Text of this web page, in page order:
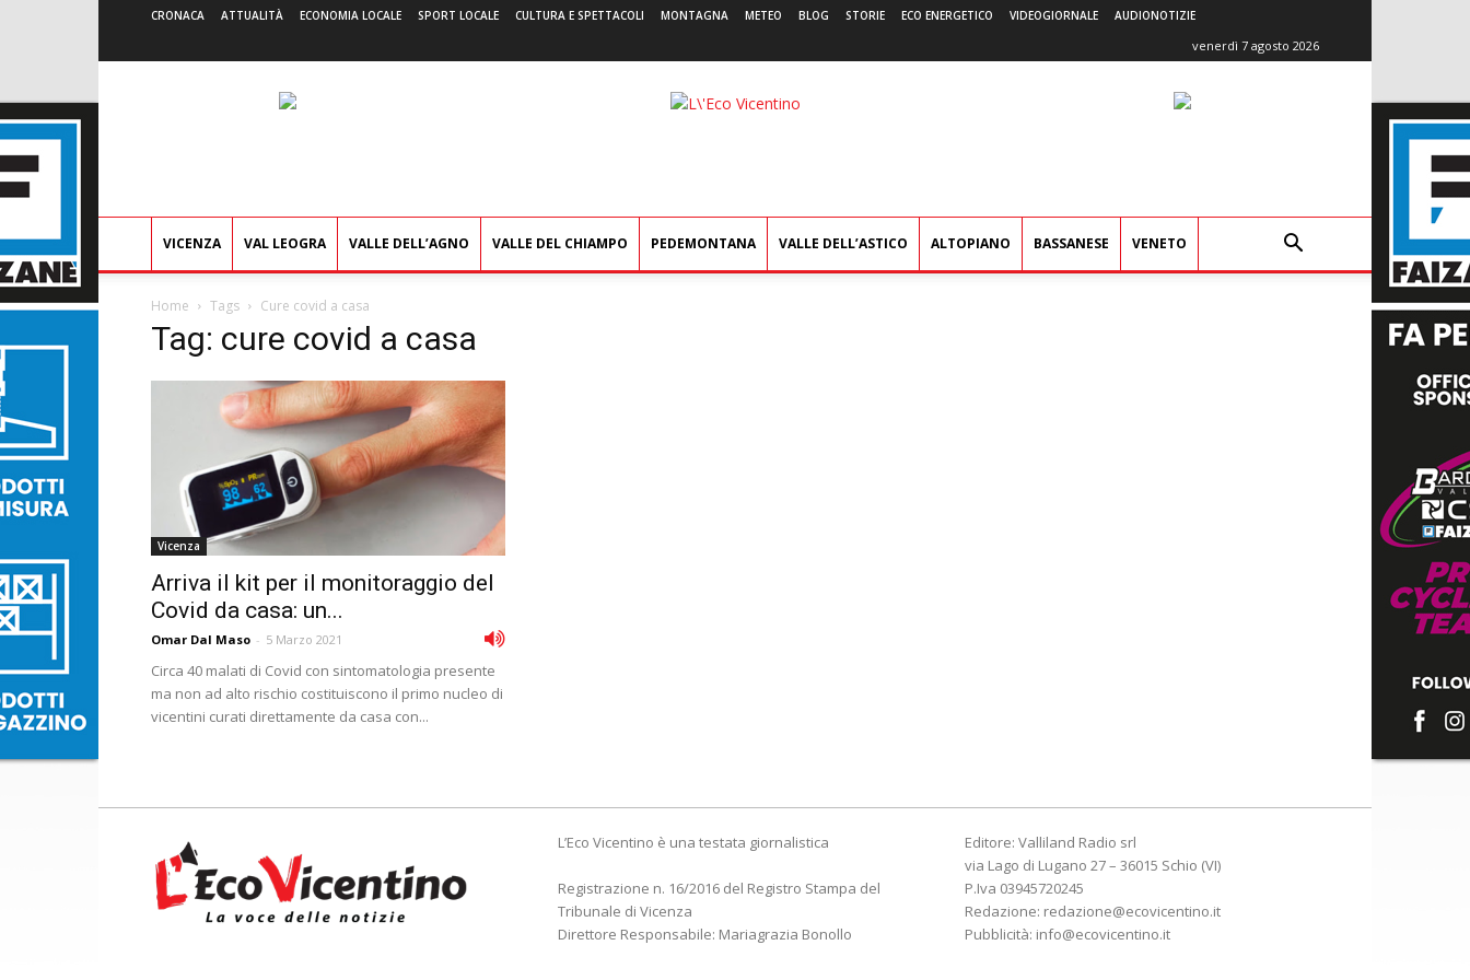
CRONACA ATTUALITÀ ECONOMIA LOCALE SPORT LOCALE CULTURA E SPETTACOLI MONTAGNA METEO BLOG STORIE ECO ENERGETICO VIDEOGIORNALE AUDIONOTIZIE
venerdì 7 agosto 2026
L'Eco
VICENZA VAL LEOGRA VALLE DELL’AGNO VALLE DEL CHIAMPO PEDEMONTANA VALLE DELL’ASTICO ALTOPIANO BASSANESE VENETO
Home Tags Cure covid a casa
Tag: cure covid a casa
Vicenza
Arriva il kit per il monitoraggio del
Covid da casa: un...
Omar Dal Maso - 5 Marzo 2021
Circa 40 malati di Covid con sintomatologia presente
ma non ad alto rischio costituiscono il primo nucleo di
vicentini curati direttamente da casa con...
L’Eco Vicentino è una testata giornalistica
Registrazione n. 16/2016 del Registro Stampa del
Tribunale di Vicenza
Direttore Responsabile: Mariagrazia Bonollo
Editore: Valliland Radio srl
via Lago di Lugano 27 – 36015 Schio (VI)
P.Iva 03945720245
Redazione: redazione@ecovicentino.it
Pubblicità: info@ecovicentino.it